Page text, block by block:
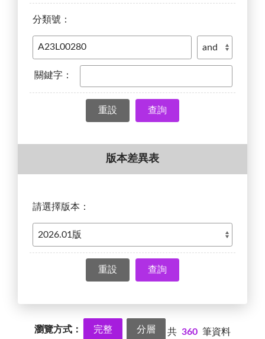
分類號：
關鍵字：
查詢
版本差異表
請選擇版本：
查詢
瀏覽方式： 完整 分層 共 360 筆資料